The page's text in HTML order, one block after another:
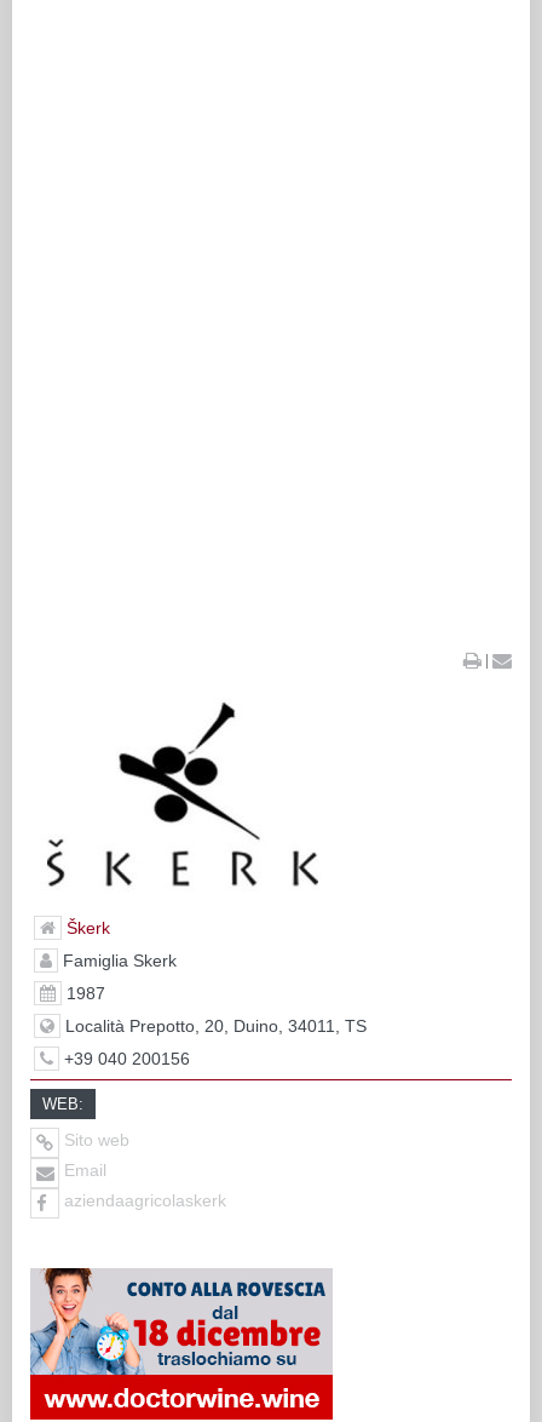
|
Škerk
Famiglia Skerk
1987
Località Prepotto, 20, Duino, 34011, TS
+39 040 200156
WEB:
Sito web
Email
aziendaagricolaskerk